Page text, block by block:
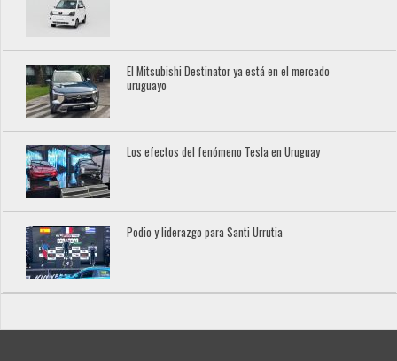
El Mitsubishi Destinator ya está en el mercado
uruguayo
Los efectos del fenómeno Tesla en Uruguay
Podio y liderazgo para Santi Urrutia